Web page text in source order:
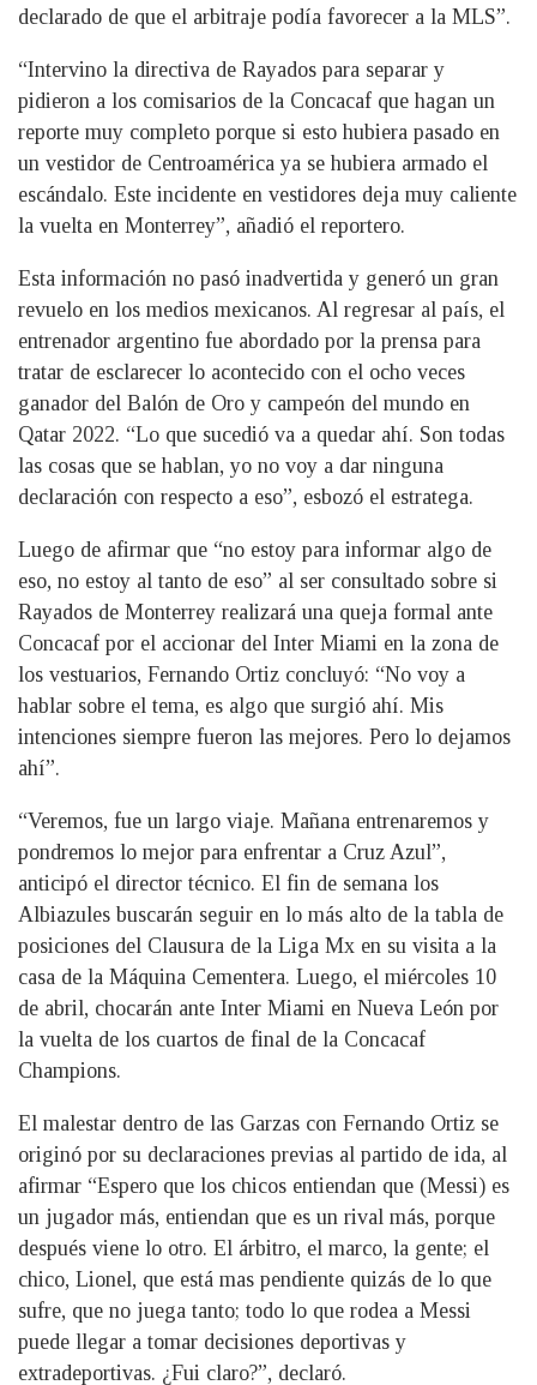
declarado de que el arbitraje podía favorecer a la MLS”.
“Intervino la directiva de Rayados para separar y
pidieron a los comisarios de la Concacaf que hagan un
reporte muy completo porque si esto hubiera pasado en
un vestidor de Centroamérica ya se hubiera armado el
escándalo. Este incidente en vestidores deja muy caliente
la vuelta en Monterrey”, añadió el reportero.
Esta información no pasó inadvertida y generó un gran
revuelo en los medios mexicanos. Al regresar al país, el
entrenador argentino fue abordado por la prensa para
tratar de esclarecer lo acontecido con el ocho veces
ganador del Balón de Oro y campeón del mundo en
Qatar 2022. “Lo que sucedió va a quedar ahí. Son todas
las cosas que se hablan, yo no voy a dar ninguna
declaración con respecto a eso”, esbozó el estratega.
Luego de afirmar que “no estoy para informar algo de
eso, no estoy al tanto de eso” al ser consultado sobre si
Rayados de Monterrey realizará una queja formal ante
Concacaf por el accionar del Inter Miami en la zona de
los vestuarios, Fernando Ortiz concluyó: “No voy a
hablar sobre el tema, es algo que surgió ahí. Mis
intenciones siempre fueron las mejores. Pero lo dejamos
ahí”.
“Veremos, fue un largo viaje. Mañana entrenaremos y
pondremos lo mejor para enfrentar a Cruz Azul”,
anticipó el director técnico. El fin de semana los
Albiazules buscarán seguir en lo más alto de la tabla de
posiciones del Clausura de la Liga Mx en su visita a la
casa de la Máquina Cementera. Luego, el miércoles 10
de abril, chocarán ante Inter Miami en Nueva León por
la vuelta de los cuartos de final de la Concacaf
Champions.
El malestar dentro de las Garzas con Fernando Ortiz se
originó por su declaraciones previas al partido de ida, al
afirmar “Espero que los chicos entiendan que (Messi) es
un jugador más, entiendan que es un rival más, porque
después viene lo otro. El árbitro, el marco, la gente; el
chico, Lionel, que está mas pendiente quizás de lo que
sufre, que no juega tanto; todo lo que rodea a Messi
puede llegar a tomar decisiones deportivas y
extradeportivas. ¿Fui claro?”, declaró.